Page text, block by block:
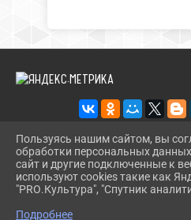
2026 Г. CT.UODINSKOI.RU
ВХОД
КАРТА САЙТА
Пользуясь нашим сайтом, вы
обработки персональных
сайт и другие подключенные к
используют cookies такие как
"PRO.Культура", "Спутник
Подробнее